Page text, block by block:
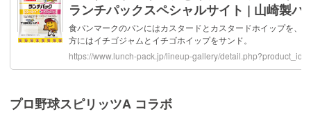
プロ野球スピリッツA コラボ